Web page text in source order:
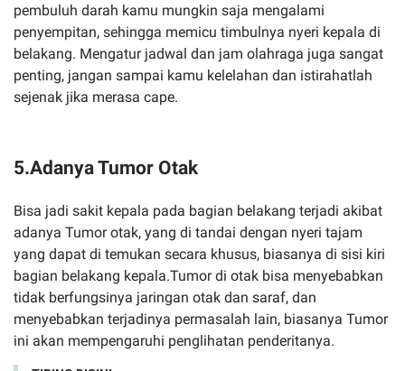
pembuluh darah kamu mungkin saja mengalami
penyempitan, sehingga memicu timbulnya nyeri kepala di
belakang. Mengatur jadwal dan jam olahraga juga sangat
penting, jangan sampai kamu kelelahan dan istirahatlah
sejenak jika merasa cape.
5.Adanya Tumor Otak
Bisa jadi sakit kepala pada bagian belakang terjadi akibat
adanya Tumor otak, yang di tandai dengan nyeri tajam
yang dapat di temukan secara khusus, biasanya di sisi kiri
bagian belakang kepala.Tumor di otak bisa menyebabkan
tidak berfungsinya jaringan otak dan saraf, dan
menyebabkan terjadinya permasalah lain, biasanya Tumor
ini akan mempengaruhi penglihatan penderitanya.